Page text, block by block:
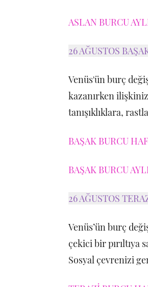
ASLAN BURCU
26 AĞUSTOS
Venüs'ün burç
kazanırken
tanışıklıklara,
BAŞAK BURCU
BAŞAK BURCU
26 AĞUSTOS
Venüs’ün burç
çekici bir
Sosyal çevrenizi